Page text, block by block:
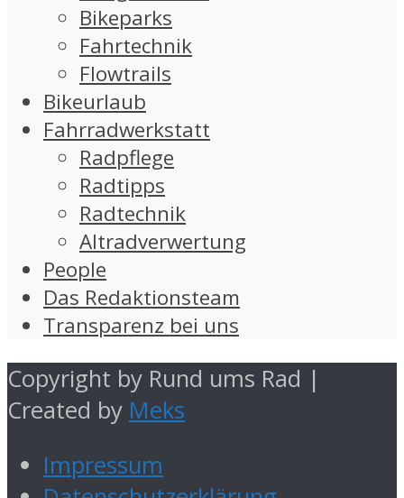
Bikeparks
Fahrtechnik
Flowtrails
Bikeurlaub
Fahrradwerkstatt
Radpflege
Radtipps
Radtechnik
Altradverwertung
People
Das Redaktionsteam
Transparenz bei uns
Copyright by Rund ums Rad |
Created by Meks
Impressum